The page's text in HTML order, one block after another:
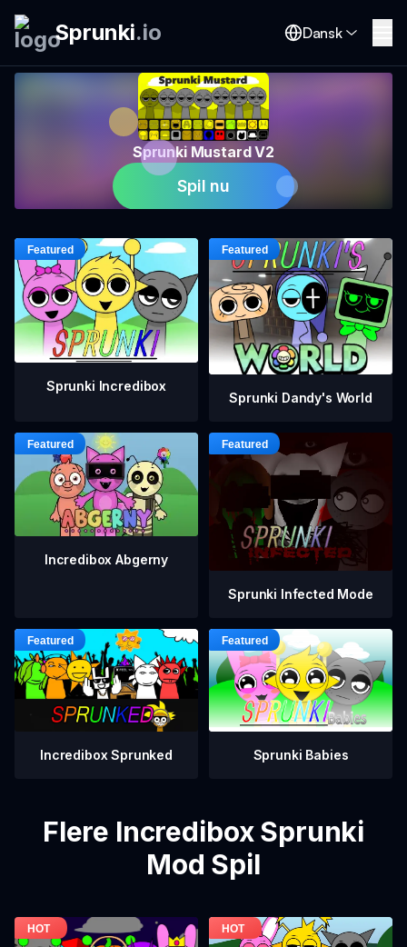
Sprunki.io Dansk
Sprunki Mustard V2
Spil nu
Sprunki Incredibox
Sprunki Dandy's World
Incredibox Abgerny
Sprunki Infected Mode
Incredibox Sprunked Sprunki Babies
Flere Incredibox Sprunki
Mod Spil